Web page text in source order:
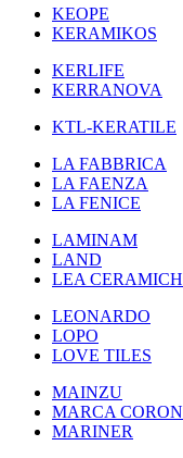
KEOPE
KERAMIKOS
KERLIFE
KERRANOVA
KTL-KERATILE
LA FABBRICA
LA FAENZA
LA FENICE
LAMINAM
LAND
LEA
LEONARDO
LOPO
LOVE TILES
MAINZU
MARCA
MARINER